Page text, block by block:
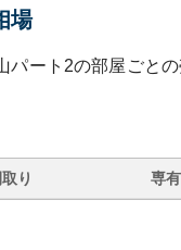
場
パート2の部屋ごと
り 専